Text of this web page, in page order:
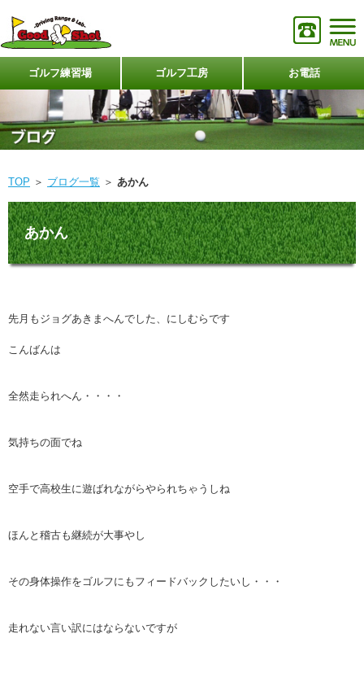
ゴルフ練習場 ゴルフ工房 お電話
TOP ＞ ブログ一覧 ＞ あかん
あかん
先月もジョグあきまへんでした、にしむらです
こんばんは
全然走られへん・・・・
気持ちの面でね
空手で高校生に遊ばれながらやられちゃうしね
ほんと稽古も継続が大事やし
その身体操作をゴルフにもフィードバックしたいし・・・
走れない言い訳にはならないですが